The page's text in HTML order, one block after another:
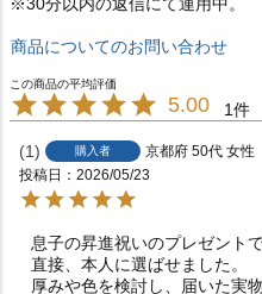
商品についてのお問い合わせ
5.00 1
1 購入者 京都府 50代 女性
投稿日
2026/05/23
息子の昇進祝いのプレゼントで
直接、本人に選ばせました。
厚みや色を検討し、届いた実